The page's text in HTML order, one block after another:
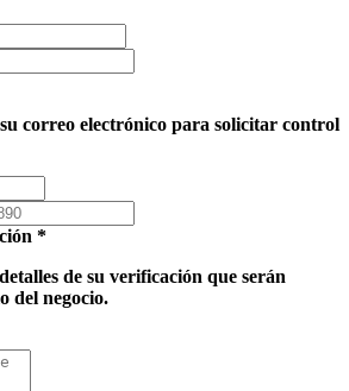
correo electrónico para solicitar control
*
de su verificación que serán
del negocio.